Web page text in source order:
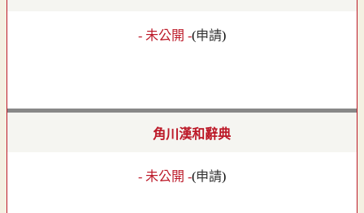
- 未公開 -(申請)
角川漢和辭典
- 未公開 -(申請)